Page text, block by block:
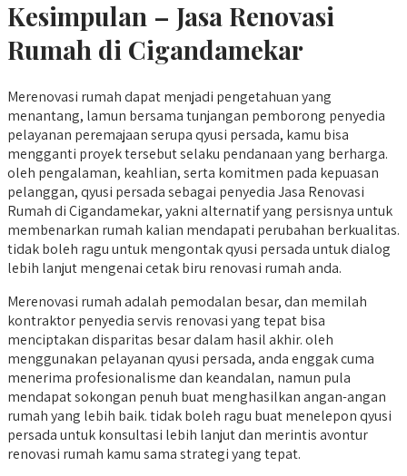
Kesimpulan – Jasa Renovasi
Rumah di Cigandamekar
Merenovasi rumah dapat menjadi pengetahuan yang
menantang, lamun bersama tunjangan pemborong penyedia
pelayanan peremajaan serupa qyusi persada, kamu bisa
mengganti proyek tersebut selaku pendanaan yang berharga.
oleh pengalaman, keahlian, serta komitmen pada kepuasan
pelanggan, qyusi persada sebagai penyedia Jasa Renovasi
Rumah di Cigandamekar, yakni alternatif yang persisnya untuk
membenarkan rumah kalian mendapati perubahan berkualitas.
tidak boleh ragu untuk mengontak qyusi persada untuk dialog
lebih lanjut mengenai cetak biru renovasi rumah anda.
Merenovasi rumah adalah pemodalan besar, dan memilah
kontraktor penyedia servis renovasi yang tepat bisa
menciptakan disparitas besar dalam hasil akhir. oleh
menggunakan pelayanan qyusi persada, anda enggak cuma
menerima profesionalisme dan keandalan, namun pula
mendapat sokongan penuh buat menghasilkan angan-angan
rumah yang lebih baik. tidak boleh ragu buat menelepon qyusi
persada untuk konsultasi lebih lanjut dan merintis avontur
renovasi rumah kamu sama strategi yang tepat.